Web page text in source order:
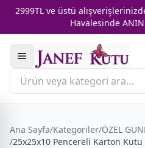
2999TL ve üstü
Havalesinde
Ana Sayfa/Kategoriler/ÖZEL
/25x25x10 Pencereli Karton Kutu